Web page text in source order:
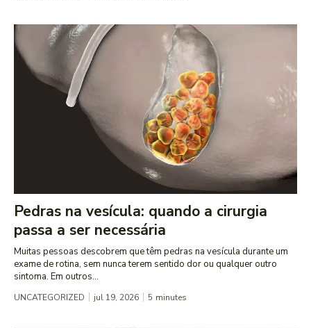
Pedras na vesícula: quando a cirurgia
passa a ser necessária
Muitas pessoas descobrem que têm pedras na vesícula durante um
exame de rotina, sem nunca terem sentido dor ou qualquer outro
sintoma. Em outros...
UNCATEGORIZED jul 19, 2026 5 minutes